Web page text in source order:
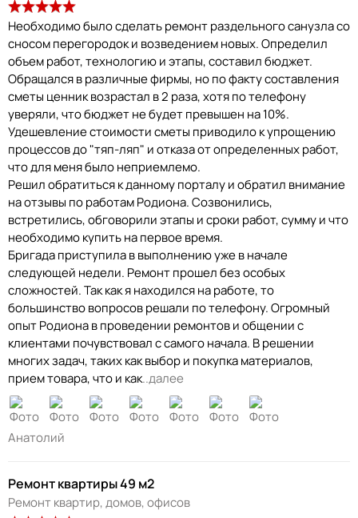
Необходимо было сделать ремонт раздельного санузла со
сносом перегородок и возведением новых. Определил
объем работ, технологию и этапы, составил бюджет.
Обращался в различные фирмы, но по факту составления
сметы ценник возрастал в 2 раза, хотя по телефону
уверяли, что бюджет не будет превышен на 10%.
Удешевление стоимости сметы приводило к упрощению
процессов до "тяп-ляп" и отказа от определенных работ,
что для меня было неприемлемо.
Решил обратиться к данному порталу и обратил внимание
на отзывы по работам Родиона. Созвонились,
встретились, обговорили этапы и сроки работ, сумму и что
необходимо купить на первое время.
Бригада приступила в выполнению уже в начале
следующей недели. Ремонт прошел без особых
сложностей. Так как я находился на работе, то
большинство вопросов решали по телефону. Огромный
опыт Родиона в проведении ремонтов и общении с
клиентами почувствовал с самого начала. В решении
многих задач, таких как выбор и покупка материалов,
прием товара, что и как..далее
Анатолий
Ремонт квартиры 49 м2
Ремонт квартир, домов, офисов